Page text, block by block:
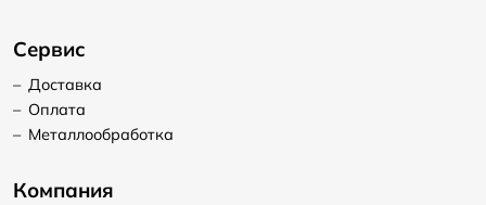
Сервис
– Доставка
– Оплата
– Металлообработка
Компания